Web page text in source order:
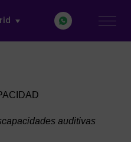
auditivas